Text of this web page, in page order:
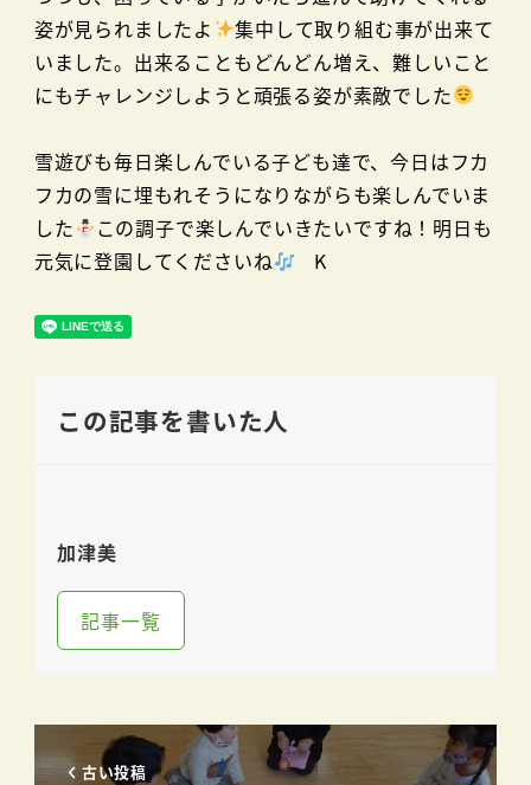
姿が見られましたよ
集中して取り組む事が出来て
いました。出来ることもどんどん増え、難しいこと
にもチャレンジしようと頑張る姿が素敵でした
雪遊びも毎日楽しんでいる子ども達で、今日はフカ
フカの雪に埋もれそうになりながらも楽しんでいま
した
この調子で楽しんでいきたいですね！明日も
元気に登園してくださいね
K
この記事を書いた人
加津美
記事一覧
古い投稿